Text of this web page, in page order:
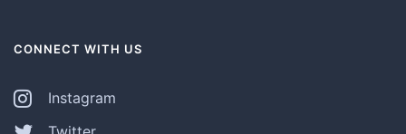
CONNECT WITH US
Instagram